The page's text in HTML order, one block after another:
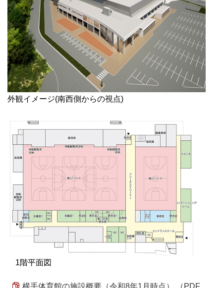
外観イメージ(南西側からの視点)
1階平面図
横手体育館の施設概要（令和8年1月時点） （PDF